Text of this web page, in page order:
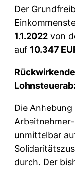
Der
1.1.2022 von
auf 10.347
Die
unmittelbar
durch. Der